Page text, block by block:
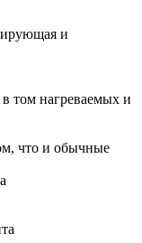
и
том нагреваемых и
что и обычные